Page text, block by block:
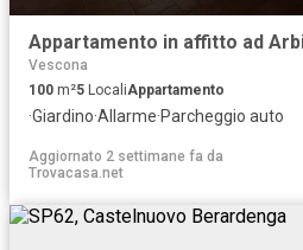
Appartamento in affitto ad
Vescona
100 m²5 LocaliAppartamento
·Giardino·Allarme·Parcheggio auto
Aggiornato 2 settimane fa da
Trovacasa.net